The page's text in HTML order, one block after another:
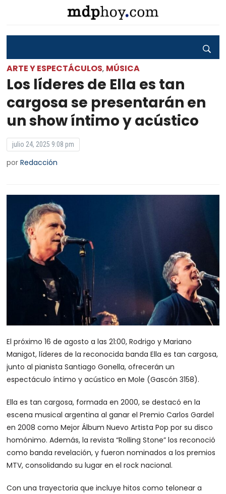
ARTE Y ESPECTÁCULOS, MÚSICA
Los líderes de Ella es tan
cargosa se presentarán en
un show íntimo y acústico
julio 24, 2025 9:08 pm
porRedacción
El próximo 16 de agosto a las 21:00, Rodrigo y Mariano
Manigot, líderes de la reconocida banda Ella es tan cargosa,
junto al pianista Santiago Gonella, ofrecerán un
espectáculo íntimo y acústico en Mole (Gascón 3158).
Ella es tan cargosa, formada en 2000, se destacó en la
escena musical argentina al ganar el Premio Carlos Gardel
en 2008 como Mejor Álbum Nuevo Artista Pop por su disco
homónimo. Además, la revista “Rolling Stone” los reconoció
como banda revelación, y fueron nominados a los premios
MTV, consolidando su lugar en el rock nacional.
Con una trayectoria que incluye hitos como telonear a